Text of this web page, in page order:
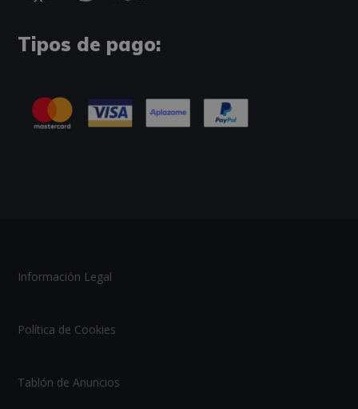
Tipos de pago:
Información Legal
Política de Cookies
Tablón de Anuncios